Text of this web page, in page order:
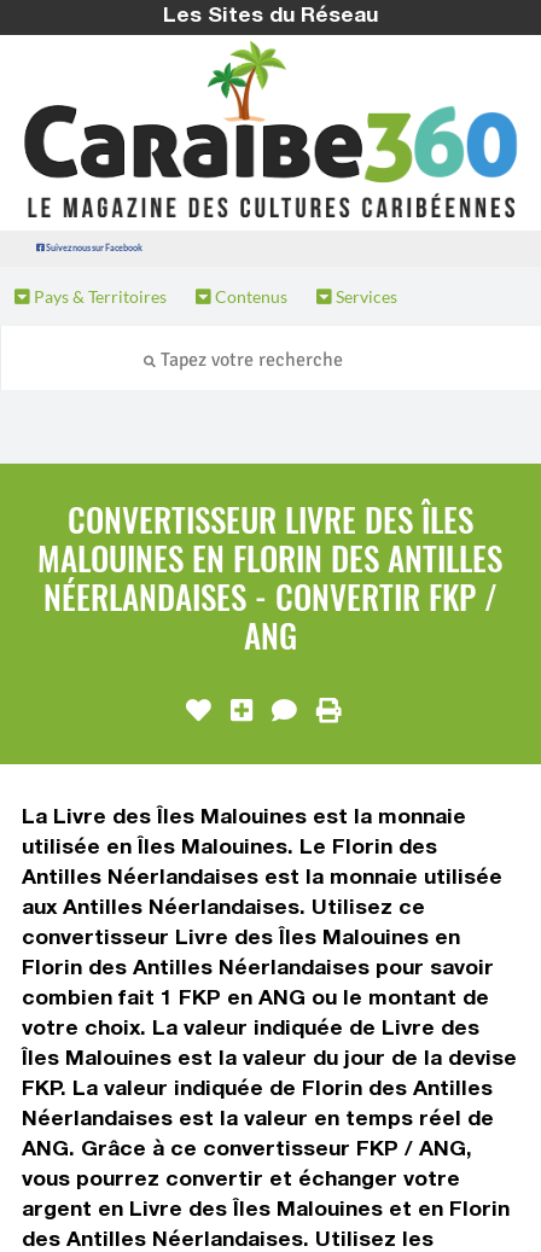
Les Sites du Réseau
Suivez nous sur Facebook
Pays & Territoires Contenus Services
CONVERTISSEUR LIVRE DES ÎLES
MALOUINES EN FLORIN DES ANTILLES
NÉERLANDAISES - CONVERTIR FKP /
ANG
La Livre des Îles Malouines est la monnaie
utilisée en Îles Malouines. Le Florin des
Antilles Néerlandaises est la monnaie utilisée
aux Antilles Néerlandaises. Utilisez ce
convertisseur Livre des Îles Malouines en
Florin des Antilles Néerlandaises pour savoir
combien fait 1 FKP en ANG ou le montant de
votre choix. La valeur indiquée de Livre des
Îles Malouines est la valeur du jour de la devise
FKP. La valeur indiquée de Florin des Antilles
Néerlandaises est la valeur en temps réel de
ANG. Grâce à ce convertisseur FKP / ANG,
vous pourrez convertir et échanger votre
argent en Livre des Îles Malouines et en Florin
des Antilles Néerlandaises. Utilisez les